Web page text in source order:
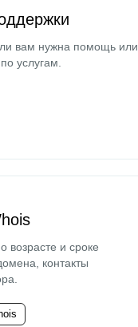
вам нужна помощь или
услугам.
возрасте и сроке
контакты